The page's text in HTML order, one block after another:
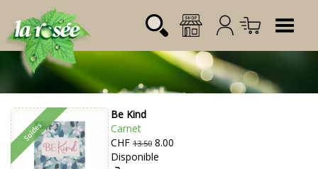
Login:
Mot de passe:
Désignation Référence
Be Kind
Carnet
CHF 13.508.00
Disponible